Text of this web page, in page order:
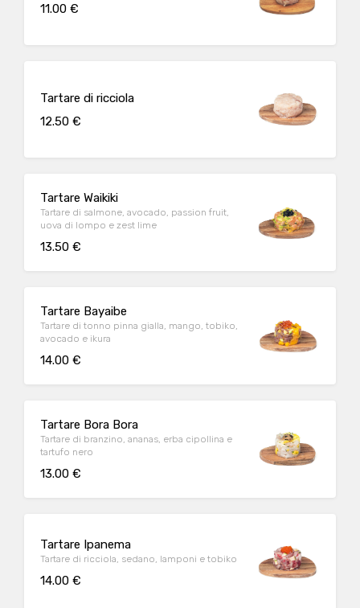
11.00 €
Tartare di ricciola
12.50 €
Tartare Waikiki
Tartare di salmone, avocado, passion fruit,
uova di lompo e zest lime
13.50 €
Tartare Bayaibe
Tartare di tonno pinna gialla, mango, tobiko,
avocado e ikura
14.00 €
Tartare Bora Bora
Tartare di branzino, ananas, erba cipollina e
tartufo nero
13.00 €
Tartare Ipanema
Tartare di ricciola, sedano, lamponi e tobiko
14.00 €